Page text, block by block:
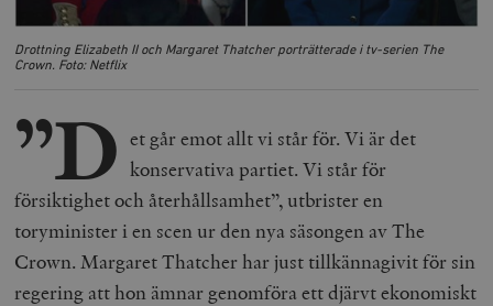
Drottning Elizabeth II och Margaret Thatcher porträtterade i tv-serien The
Crown. Foto: Netflix
”D et går emot allt vi står för. Vi är det
konservativa partiet. Vi står för
försiktighet och återhållsamhet”, utbrister en
toryminister i en scen ur den nya säsongen av The
Crown. Margaret Thatcher har just tillkännagivit för sin
regering att hon ämnar genomföra ett djärvt ekonomiskt